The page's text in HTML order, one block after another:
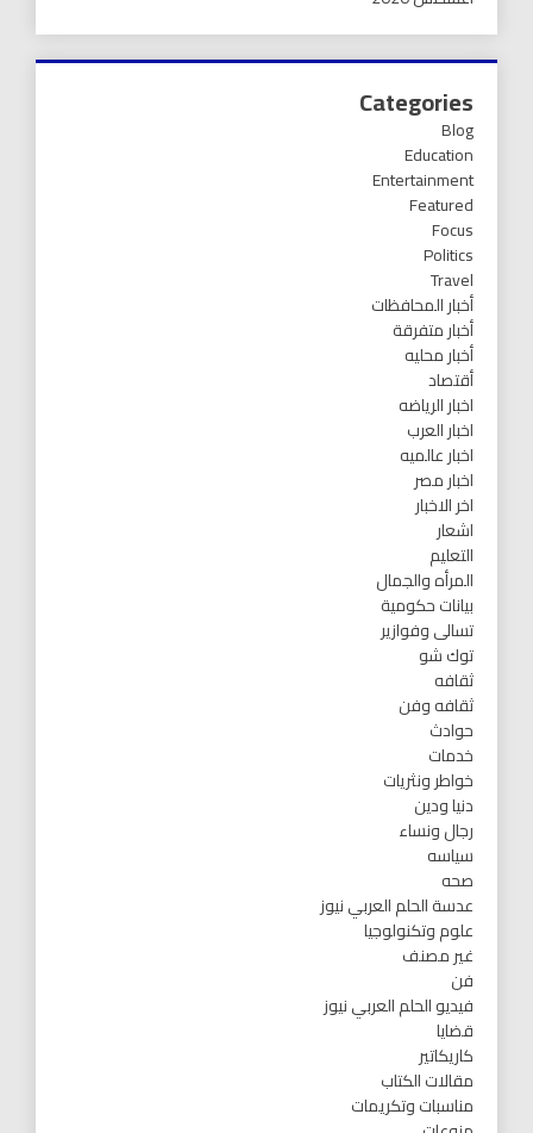
Categories
Blog
Education
Entertainment
Featured
Focus
Politics
Travel
أخبار المحافظات
أخبار متفرقة
أخبار محليه
أقتصاد
اخبار الرياضه
اخبار العرب
اخبار عالميه
اخبار مصر
اخر الاخبار
اشعار
التعليم
المرأه والجمال
بيانات حكومية
تسالى وفوازير
توك شو
ثقافه
ثقافه وفن
حوادث
خدمات
خواطر ونثريات
دنيا ودين
رجال ونساء
سياسه
صحه
عدسة الحلم العربي نيوز
علوم وتكنولوجيا
غير مصنف
فن
فيديو الحلم العربي نيوز
قضايا
كاريكاتير
مقالات الكتاب
مناسبات وتكريمات